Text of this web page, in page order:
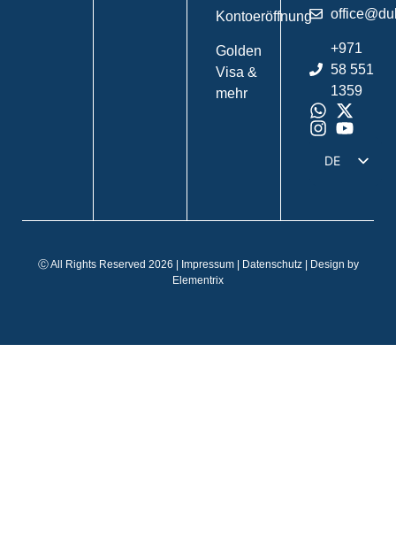
Kontoeröffnung
Golden
Visa &
mehr
+971
58 551
1359
DE
IT
Ⓒ All Rights Reserved 2026 | Impressum| Datenschutz| Design by
Elementrix